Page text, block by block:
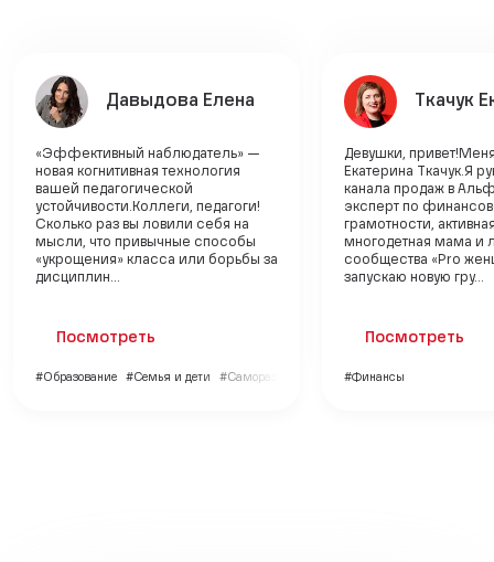
Давыдова Елена
«Эффективный наблюдатель» —
новая когнитивная технология
вашей педагогической
устойчивости.Коллеги, педагоги!
Сколько раз вы ловили себя на
мысли, что привычные способы
«укрощения» класса или борьбы за
дисциплин...
Посмотреть
#Образование #Семья и дети #Саморазвитие
Ткачук
Девушки, привет!Меня
Екатерина Ткачук.Я
канала продаж в
эксперт по
грамотности,
многодетная мама и
сообщества «Pro
запускаю новую гру...
Посмотреть
#Финансы